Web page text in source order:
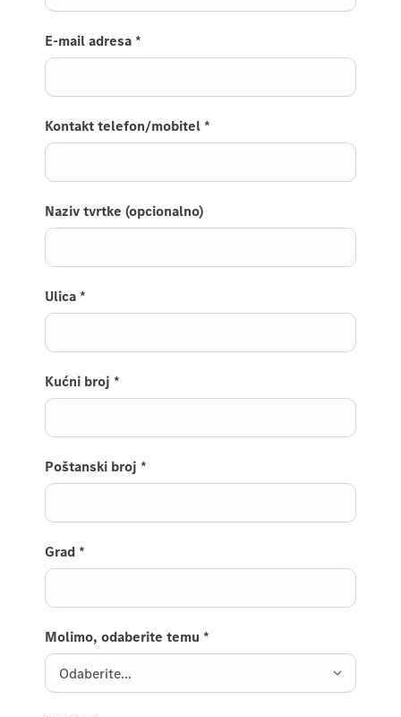
E-mail adresa *
Kontakt telefon/mobitel *
Naziv tvrtke (opcionalno)
Ulica *
Kućni broj *
Poštanski broj *
Grad *
Molimo, odaberite temu *
Odaberite...